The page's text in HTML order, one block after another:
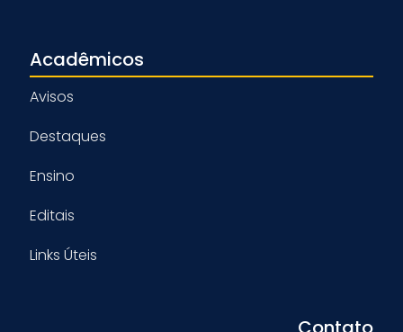
Acadêmicos
Avisos
Destaques
Ensino
Editais
Links Úteis